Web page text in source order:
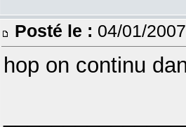
Posté le : 04/01/
hop on continu